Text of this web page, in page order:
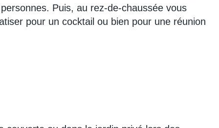
Puis, au rez-de-chaussée vous
pour un cocktail ou bien pour une réunion